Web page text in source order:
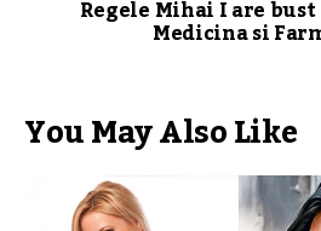
Regele Mihai I are
Medicina si
You May Also Like